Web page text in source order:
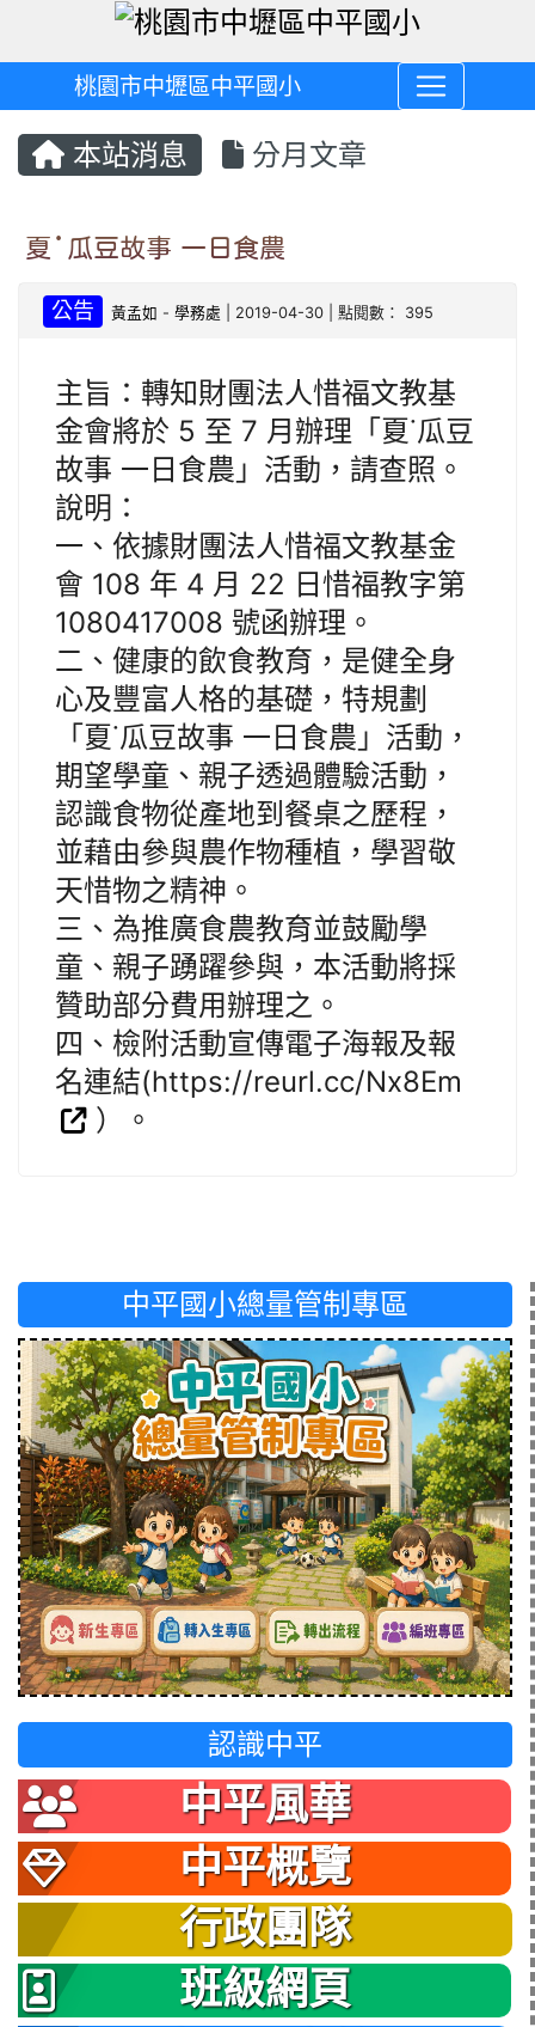
桃園市中壢區中平國小
本站消息 分月文章
夏˙瓜豆故事 一日食農
公告 黃孟如 -學務處 | 2019-04-30 | 點閱數： 395
主旨：轉知財團法人惜福文教基
金會將於 5 至 7 月辦理「夏˙瓜豆
故事 一日食農」活動，請查照。
說明：
一、依據財團法人惜福文教基金
會 108 年 4 月 22 日惜福教字第
1080417008 號函辦理。
二、健康的飲食教育，是健全身
心及豐富人格的基礎，特規劃
「夏˙瓜豆故事 一日食農」活動，
期望學童、親子透過體驗活動，
認識食物從產地到餐桌之歷程，
並藉由參與農作物種植，學習敬
天惜物之精神。
三、為推廣食農教育並鼓勵學
童、親子踴躍參與，本活動將採
贊助部分費用辦理之。
四、檢附活動宣傳電子海報及報
名連結(https://reurl.cc/Nx8Em
）。
中平國小總量管制專區
認識中平
中平風華
中平概覽
行政團隊
班級網頁